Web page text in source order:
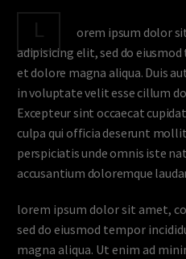
L
orem ipsum dolor
adipisicing elit, sed do
et dolore magna aliqua. Duis
in voluptate velit esse cillum
Excepteur sint occaecat
culpa qui officia deserunt
perspiciatis unde omnis iste
accusantium doloremque
lorem ipsum dolor sit amet,
sed do eiusmod tempor
magna aliqua. Ut enim ad